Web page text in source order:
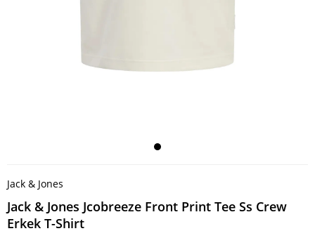
Jack & Jones
Jack & Jones Jcobreeze Front Print Tee Ss Crew
Erkek T-Shirt